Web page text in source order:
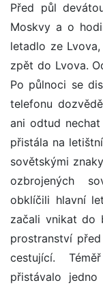
Před půl
Moskvy a o
letadlo ze
zpět do Lvova.
Po půlnoci se
telefonu
ani odtud
přistála na
sovětskými
ozbrojených
obklíčili hlavní
začali vnikat do
prostranství
cestující.
přistávalo